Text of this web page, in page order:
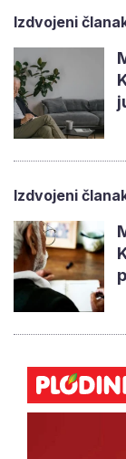
Izdvojeni
Izdvojeni